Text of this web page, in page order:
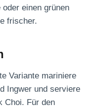
einen grünen
frischer.
Variante mariniere
Ingwer und serviere
Choi. Für den